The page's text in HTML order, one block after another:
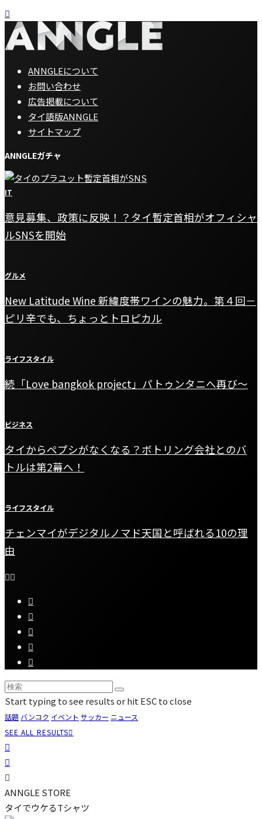
ANNGLEについて
お問い合わせ
広告掲載について
タイ語版ANNGLE
サイトマップ
ANNGLEガチャ
IT
意見募集、政策に反映！？タイ暫定首相がオフィシャ
ルSNSを開始
グルメ
New Latitude Wine 新緯度帯ワインの魅力。第４回－
ピリ辛でも、ちょっとトロピカル
ライフスタイル
続「Love bangkok project」パトゥンタニへ再び〜
ビジネス
タイからペプシがなくなる？ボトリング会社とのバ
トルは第2幕へ！
ライフスタイル
チェンマイがデジタルノマド天国と呼ばれる10の理
由
Start typing to see results or hit ESC to close
話題 バンコク イベント サッカー ニュース
SEE ALL RESULTS
ANNGLE STORE
タイでウケるTシャツ